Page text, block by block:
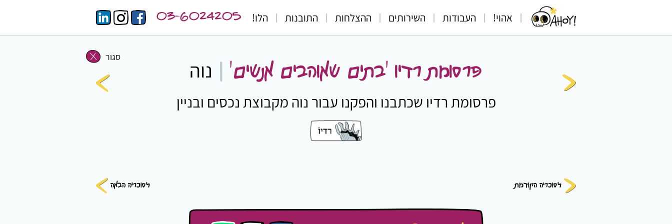
אהוי! העבודות השירותים ההצלחות התובנות הלו! 03-6024205
סגור
פרסומת רדיו 'בתים שאוהבים אנשים' | נוה
פרסומת רדיו שכתבנו והפקנו עבור נוה מקבוצת נכסים ובניין
לסוכריה הקודמת לסוכריה הבאה